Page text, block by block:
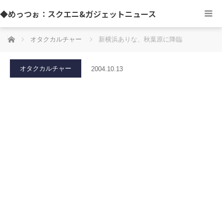
◆めっつぉ：スクエニ&ガジェットニュース
ホーム オタクカルチャー 新横浜ありな、秋葉原に降臨
オタクカルチャー 2004.10.13